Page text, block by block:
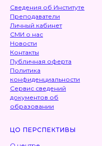
Сведения об Институте
Преподаватели
Личный кабинет
СМИ о нас
Новости
Контакты
Публичная оферта
Политика
конфиденциальности
Сервис сведений
документов об
образовании
ЦО ПЕРСПЕКТИВЫ